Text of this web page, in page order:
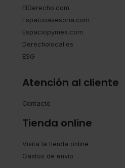
ElDerecho.com
Espacioasesoria.com
Espaciopymes.com
Derecholocal.es
ESG
Atención al cliente
Contacto
Tienda online
Visita la tienda online
Gastos de envío